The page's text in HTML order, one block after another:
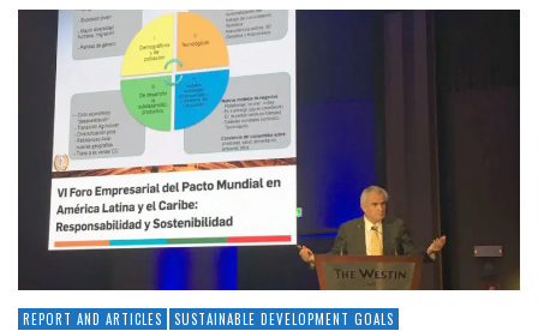
REPORT AND ARTICLES SUSTAINABLE DEVELOPMENT GOALS